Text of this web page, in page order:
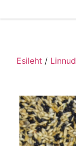
Esileht / Linnud